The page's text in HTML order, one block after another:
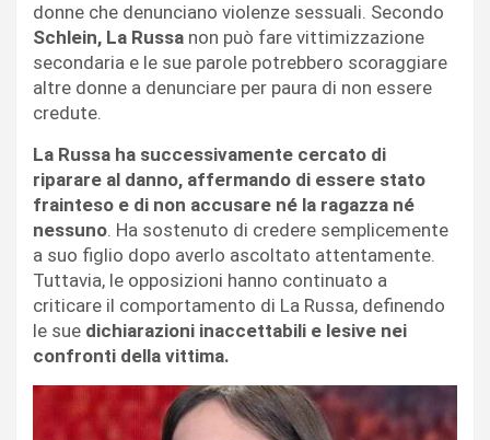
donne che denunciano violenze sessuali. Secondo
Schlein, La Russa non può fare vittimizzazione
secondaria e le sue parole potrebbero scoraggiare
altre donne a denunciare per paura di non essere
credute.
La Russa ha successivamente cercato di
riparare al danno, affermando di essere stato
frainteso e di non accusare né la ragazza né
nessuno. Ha sostenuto di credere semplicemente
a suo figlio dopo averlo ascoltato attentamente.
Tuttavia, le opposizioni hanno continuato a
criticare il comportamento di La Russa, definendo
le sue dichiarazioni inaccettabili e lesive nei
confronti della vittima.